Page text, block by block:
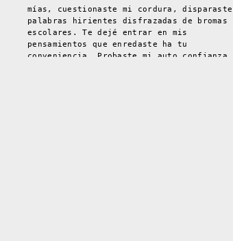
mías, cuestionaste mi cordura, disparaste
palabras hirientes disfrazadas de bromas
escolares. Te dejé entrar en mis
pensamientos que enredaste ha tu
conveniencia, Probaste mi auto confianza,